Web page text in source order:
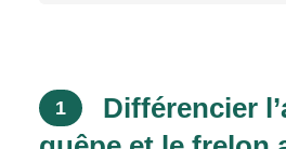
1
Différencier